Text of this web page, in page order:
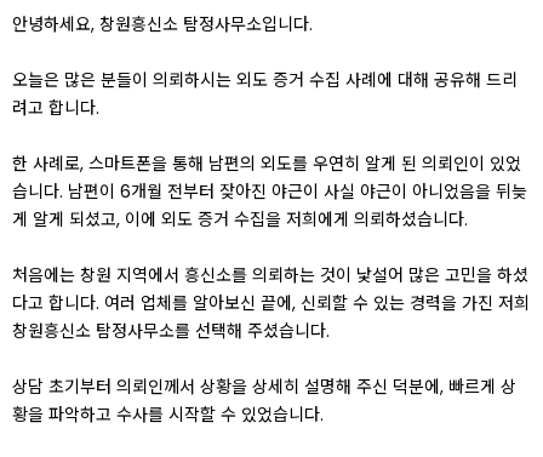
안녕하세요, 창원흥신소 탐정사무소입니다.
오늘은 많은 분들이 의뢰하시는 외도 증거 수집 사례에 대해 공유해 드리
려고 합니다.
한 사례로, 스마트폰을 통해 남편의 외도를 우연히 알게 된 의뢰인이 있었
습니다. 남편이 6개월 전부터 잦아진 야근이 사실 야근이 아니었음을 뒤늦
게 알게 되셨고, 이에 외도 증거 수집을 저희에게 의뢰하셨습니다.
처음에는 창원 지역에서 흥신소를 의뢰하는 것이 낯설어 많은 고민을 하셨
다고 합니다. 여러 업체를 알아보신 끝에, 신뢰할 수 있는 경력을 가진 저희
창원흥신소 탐정사무소를 선택해 주셨습니다.
상담 초기부터 의뢰인께서 상황을 상세히 설명해 주신 덕분에, 빠르게 상
황을 파악하고 수사를 시작할 수 있었습니다.